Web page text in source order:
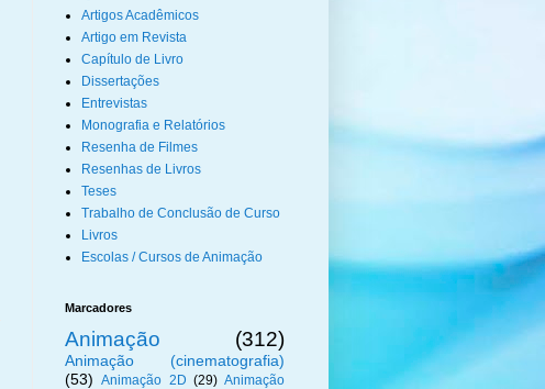
Artigos Acadêmicos
Artigo em Revista
Capítulo de Livro
Dissertações
Entrevistas
Monografia e Relatórios
Resenha de Filmes
Resenhas de Livros
Teses
Trabalho de Conclusão de Curso
Livros
Escolas / Cursos de Animação
Marcadores
Animação (312)
Animação (cinematografia)
(53) Animação 2D (29) Animação